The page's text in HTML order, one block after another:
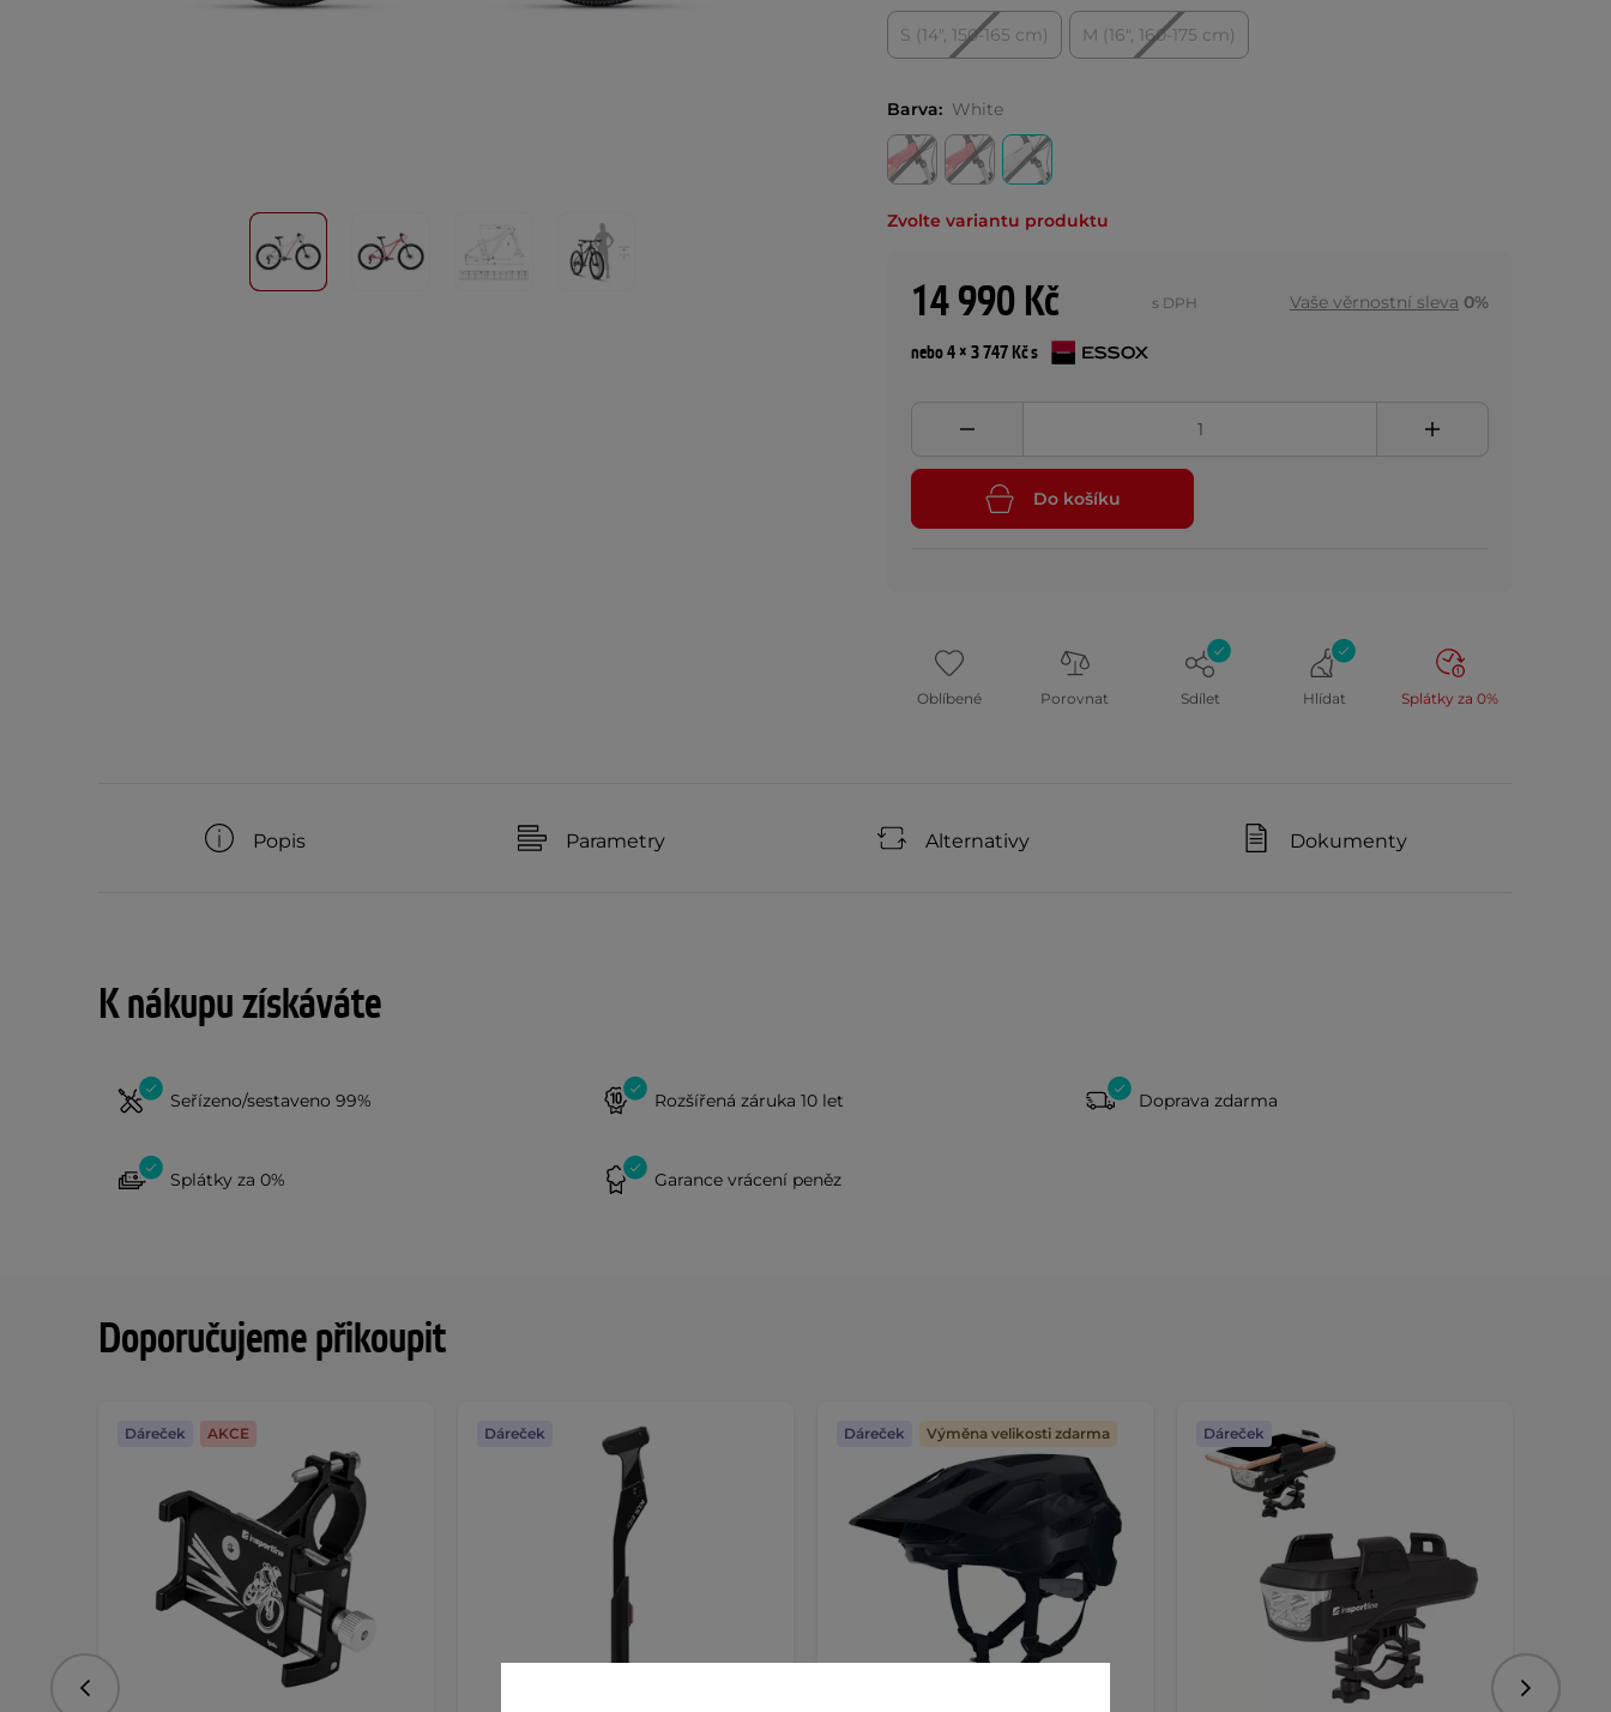
S (14", 150-165 cm) M (16", 160-175 cm)
Barva: White
Zvolte variantu produktu
14 990 Kč s DPH Vaše věrnostní sleva 0%
nebo 4 × 3 747 Kč s
Do košíku
Oblíbené Porovnat Sdílet Hlídat Splátky za 0%
Popis Parametry Alternativy Dokumenty
K nákupu získáváte
Seřízeno/sestaveno 99% Rozšířená záruka 10 let Doprava zdarma
Splátky za 0% Garance vrácení peněz
Doporučujeme přikoupit
Dáreček AKCE Dáreček Dáreček Výměna velikosti zdarma Dáreček
Předchozí